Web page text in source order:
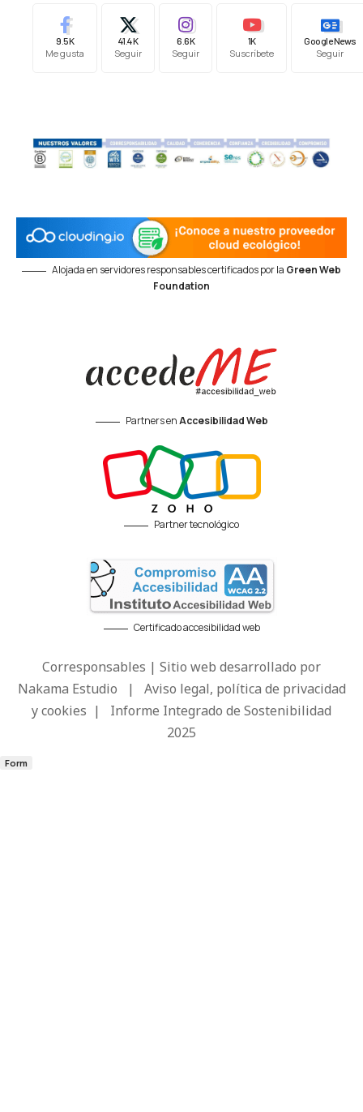
9.5K
Me gusta
41.4K
Seguir
6.6K
Seguir
1K
Suscríbete
Google News
Seguir
Alojada en servidores responsables certificados por la Green Web
Foundation
Partners enAccesibilidad Web
Partner tecnológico
Certificado accesibilidad web
Corresponsables | Sitio web desarrollado por
Nakama Estudio | Aviso legal, política de privacidad
y cookies | Informe Integrado de Sostenibilidad
2025
Form